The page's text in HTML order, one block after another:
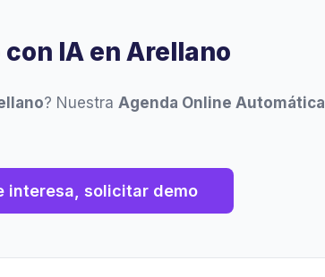
IA en Arellano
? Nuestra Agenda Online Automática
interesa, solicitar demo